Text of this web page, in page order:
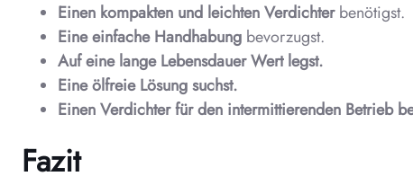
Einen kompakten und leichten Verdichterbenötigst.
Eine einfache Handhabung bevorzugst.
Auf eine lange Lebensdauer Wert legst.
Eine ölfreie Lösung suchst.
Einen Verdichter für den intermittierenden Betrieb
Fazit